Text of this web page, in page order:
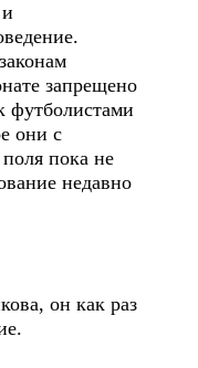
запрещено
футболистами
они с
пока не
недавно
он как раз